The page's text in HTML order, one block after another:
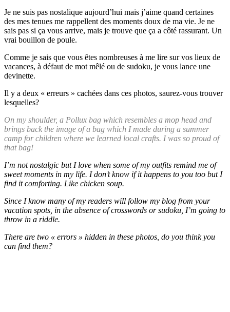
Je ne suis pas nostalique aujourd’hui mais j’aime quand certaines
des mes tenues me rappellent des moments doux de ma vie. Je ne
sais pas si ça vous arrive, mais je trouve que ça a côté rassurant. Un
vrai bouillon de poule.
Comme je sais que vous êtes nombreuses à me lire sur vos lieux de
vacances, à défaut de mot mêlé ou de sudoku, je vous lance une
devinette.
Il y a deux « erreurs » cachées dans ces photos, saurez-vous trouver
lesquelles?
On my shoulder, a Pollux bag which resembles a mop head and
brings back the image of a bag which I made during a summer
camp for children where we learned local crafts. I was so proud of
that bag!
I’m not nostalgic but I love when some of my outfits remind me of
sweet moments in my life. I don’t know if it happens to you too but I
find it comforting. Like chicken soup.
Since I know many of my readers will follow my blog from your
vacation spots, in the absence of crosswords or sudoku, I’m going to
throw in a riddle.
There are two « errors » hidden in these photos, do you think you
can find them?